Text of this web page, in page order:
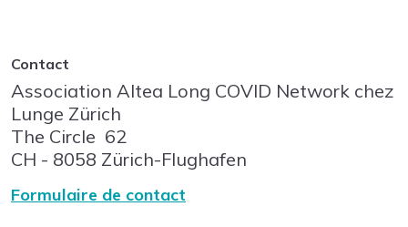
Contact
Association Altea Long COVID Network chez
Lunge Zürich
The Circle 62
CH - 8058 Zürich-Flughafen
Formulaire de contact